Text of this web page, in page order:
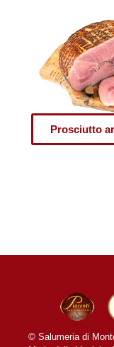
Prosciutto
© Salumeria di